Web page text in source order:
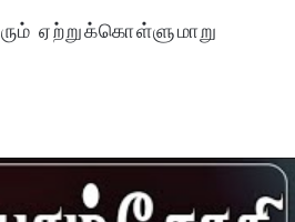
ஏற்றுக்கொள்ளுமாறு